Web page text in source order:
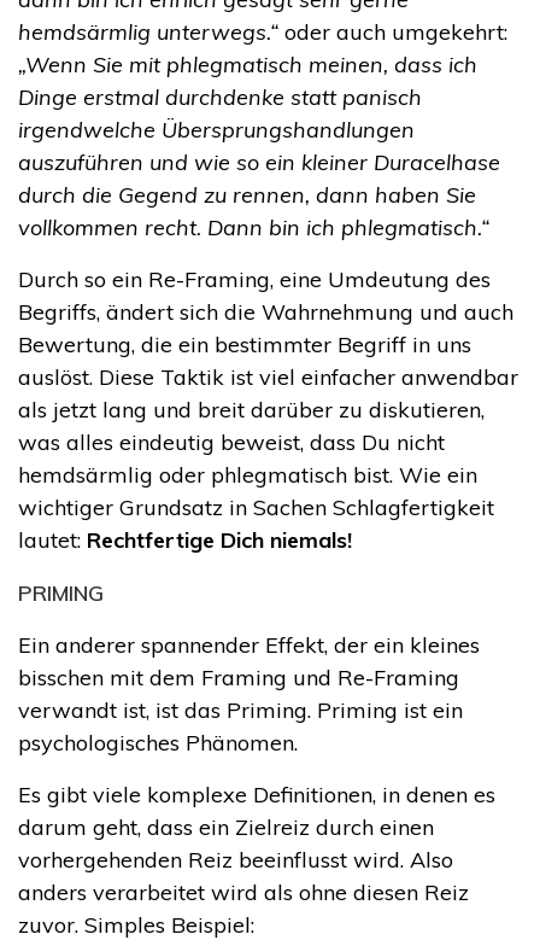
hemdsärmlig unterwegs.“ oder auch umgekehrt:
„Wenn Sie mit phlegmatisch meinen, dass ich
Dinge erstmal durchdenke statt panisch
irgendwelche Übersprungshandlungen
auszuführen und wie so ein kleiner Duracelhase
durch die Gegend zu rennen, dann haben Sie
vollkommen recht. Dann bin ich phlegmatisch.“
Durch so ein Re-Framing, eine Umdeutung des
Begriffs, ändert sich die Wahrnehmung und auch
Bewertung, die ein bestimmter Begriff in uns
auslöst. Diese Taktik ist viel einfacher anwendbar
als jetzt lang und breit darüber zu diskutieren,
was alles eindeutig beweist, dass Du nicht
hemdsärmlig oder phlegmatisch bist. Wie ein
wichtiger Grundsatz in Sachen Schlagfertigkeit
lautet: Rechtfertige Dich niemals!
PRIMING
Ein anderer spannender Effekt, der ein kleines
bisschen mit dem Framing und Re-Framing
verwandt ist, ist das Priming. Priming ist ein
psychologisches Phänomen.
Es gibt viele komplexe Definitionen, in denen es
darum geht, dass ein Zielreiz durch einen
vorhergehenden Reiz beeinflusst wird. Also
anders verarbeitet wird als ohne diesen Reiz
zuvor. Simples Beispiel: